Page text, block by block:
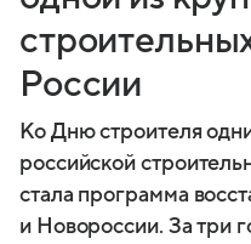
России
Ко Дню строителя
российской
стала программа
и Новороссии. За три